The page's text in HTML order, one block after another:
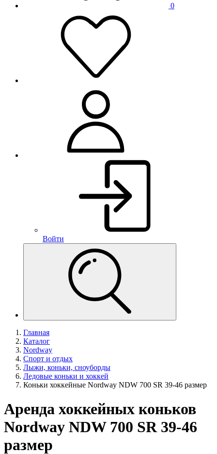
0
Войти
Главная
Каталог
Nordway
Спорт и отдых
Лыжи, коньки, сноуборды
Ледовые коньки и хоккей
Коньки хоккейные Nordway NDW 700 SR 39-46 размер
Аренда хоккейных коньков
Nordway NDW 700 SR 39-46
размер